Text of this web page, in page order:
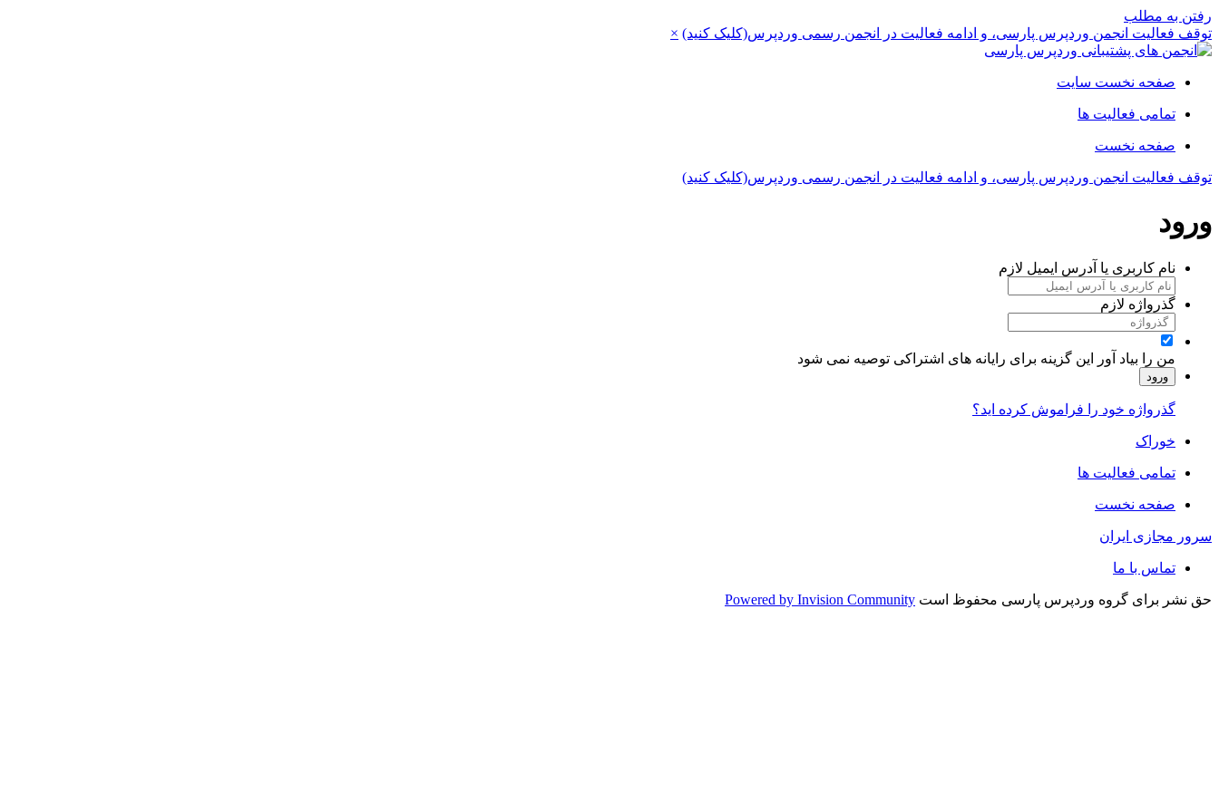
رفتن به مطلب
توقف فعالیت انجمن وردپرس پارسی، و ادامه فعالیت در انجمن رسمی وردپرس(کلیک کنید) ×
صفحه نخست سایت
تمامی فعالیت ها
صفحه نخست
توقف فعالیت انجمن وردپرس پارسی، و ادامه فعالیت در انجمن رسمی وردپرس(کلیک کنید)
ورود
نام کاربری یا آدرس ایمیل لازم
گذرواژه لازم
من را بیاد آور این گزینه برای رایانه های اشتراکی توصیه نمی شود
ورود
گذرواژه خود را فراموش کرده اید؟
خوراک
تمامی فعالیت ها
صفحه نخست
سرور مجازی ایران
تماس با ما
حق نشر برای گروه وردپرس پارسی محفوظ است Powered by Invision Community